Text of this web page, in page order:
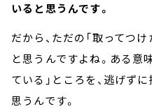
いると思うんです。
だから、ただの「取ってつ
と思うんですよね。ある意
ている」ところを、逃げず
思うんです。